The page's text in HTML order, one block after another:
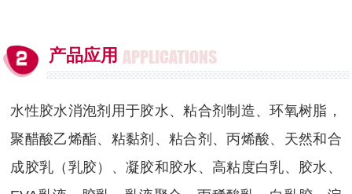
产品应用 APPLICATIONS
水性胶水消泡剂用于胶水、粘合剂制造、环氧树脂，
聚醋酸乙烯酯、粘黏剂、粘合剂、丙烯酸、天然和合
成胶乳（乳胶）、凝胶和胶水、高粘度白乳、胶水、